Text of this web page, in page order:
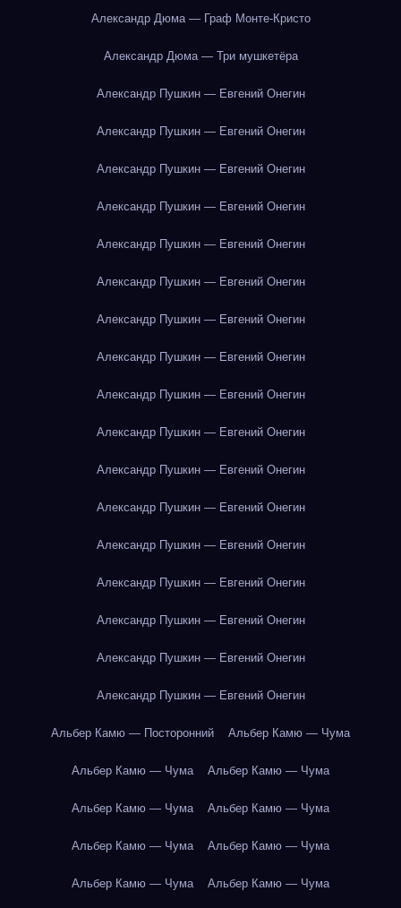
Александр Дюма — Граф Монте-Кристо
Александр Дюма — Три мушкетёра
Александр Пушкин — Евгений Онегин
Александр Пушкин — Евгений Онегин
Александр Пушкин — Евгений Онегин
Александр Пушкин — Евгений Онегин
Александр Пушкин — Евгений Онегин
Александр Пушкин — Евгений Онегин
Александр Пушкин — Евгений Онегин
Александр Пушкин — Евгений Онегин
Александр Пушкин — Евгений Онегин
Александр Пушкин — Евгений Онегин
Александр Пушкин — Евгений Онегин
Александр Пушкин — Евгений Онегин
Александр Пушкин — Евгений Онегин
Александр Пушкин — Евгений Онегин
Александр Пушкин — Евгений Онегин
Александр Пушкин — Евгений Онегин
Александр Пушкин — Евгений Онегин
Альбер Камю — Посторонний Альбер Камю — Чума
Альбер Камю — Чума Альбер Камю — Чума
Альбер Камю — Чума Альбер Камю — Чума
Альбер Камю — Чума Альбер Камю — Чума
Альбер Камю — Чума Альбер Камю — Чума